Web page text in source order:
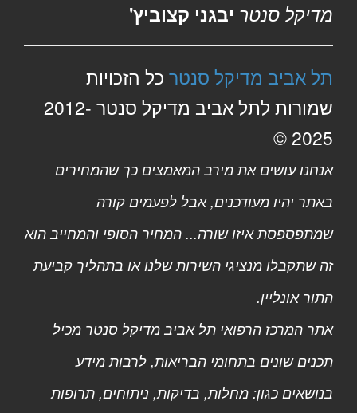
מדיקל סנטר יבגני קצוביץ'
תל אביב מדיקל סנטר כל הזכויות
שמורות לתל אביב מדיקל סנטר 2012-
2025 ©
אנחנו עושים את מירב המאמצים כך שהמחירים
באתר יהיו מעודכנים, אבל לפעמים קורה
שמתפספסת איזו שורה... המחיר הסופי והמחייב הוא
זה שתקבלו מנציגי השירות שלנו או בתהליך קביעת
התור אונליין.
אתר המרכז הרפואי תל אביב מדיקל סנטר מכיל
תכנים שונים בתחומי הבריאות, לרבות מידע
בנושאים כגון: מחלות, בדיקות, ניתוחים, תרופות